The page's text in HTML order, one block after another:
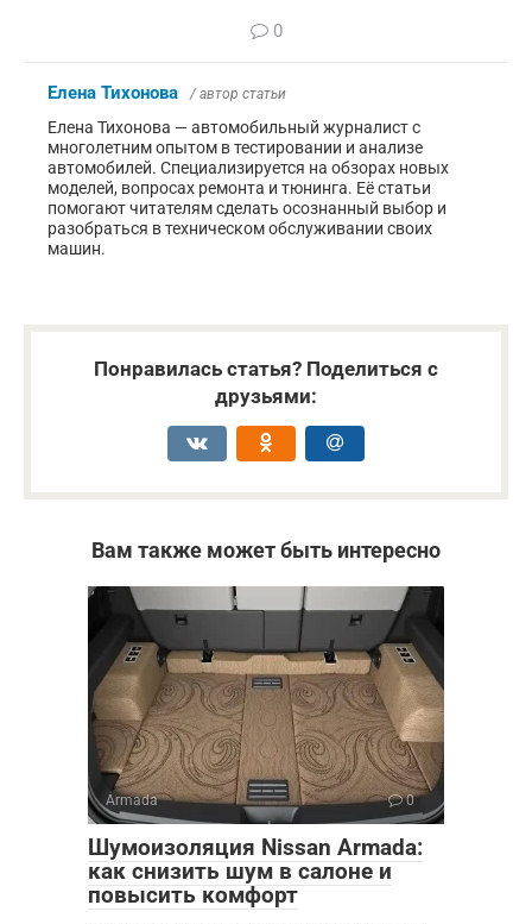
0
Елена Тихонова / автор статьи
Елена Тихонова — автомобильный журналист с
многолетним опытом в тестировании и анализе
автомобилей. Специализируется на обзорах новых
моделей, вопросах ремонта и тюнинга. Её статьи
помогают читателям сделать осознанный выбор и
разобраться в техническом обслуживании своих
машин.
Понравилась статья? Поделиться с
друзьями:
Вам также может быть интересно
Armada 0
Шумоизоляция Nissan Armada:
как снизить шум в салоне и
повысить комфорт